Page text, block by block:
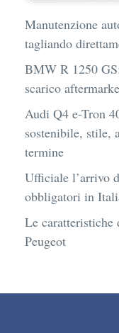
Manutenzione
tagliando
BMW R 1250
scarico
Audi Q4 e-Tron
sostenibile, stile,
termine
Ufficiale l’arrivo
obbligatori in
Le caratteristiche
Peugeot